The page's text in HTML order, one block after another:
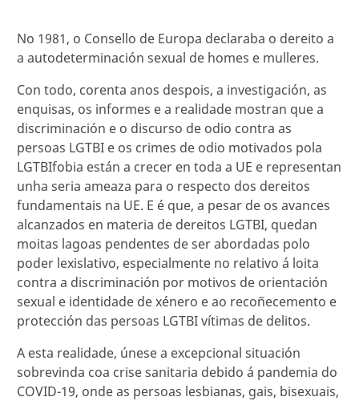
No 1981, o Consello de Europa declaraba o dereito a
a autodeterminación sexual de homes e mulleres.
Con todo, corenta anos despois, a investigación, as
enquisas, os informes e a realidade mostran que a
discriminación e o discurso de odio contra as
persoas LGTBI e os crimes de odio motivados pola
LGTBIfobia están a crecer en toda a UE e representan
unha seria ameaza para o respecto dos dereitos
fundamentais na UE. E é que, a pesar de os avances
alcanzados en materia de dereitos LGTBI, quedan
moitas lagoas pendentes de ser abordadas polo
poder lexislativo, especialmente no relativo á loita
contra a discriminación por motivos de orientación
sexual e identidade de xénero e ao recoñecemento e
protección das persoas LGTBI vítimas de delitos.
A esta realidade, únese a excepcional situación
sobrevinda coa crise sanitaria debido á pandemia do
COVID-19, onde as persoas lesbianas, gais, bisexuais,